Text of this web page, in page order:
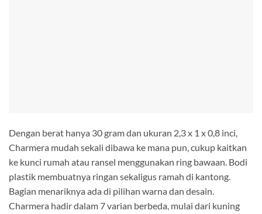
Dengan berat hanya 30 gram dan ukuran 2,3 x 1 x 0,8 inci,
Charmera mudah sekali dibawa ke mana pun, cukup kaitkan
ke kunci rumah atau ransel menggunakan ring bawaan. Bodi
plastik membuatnya ringan sekaligus ramah di kantong.
Bagian menariknya ada di pilihan warna dan desain.
Charmera hadir dalam 7 varian berbeda, mulai dari kuning